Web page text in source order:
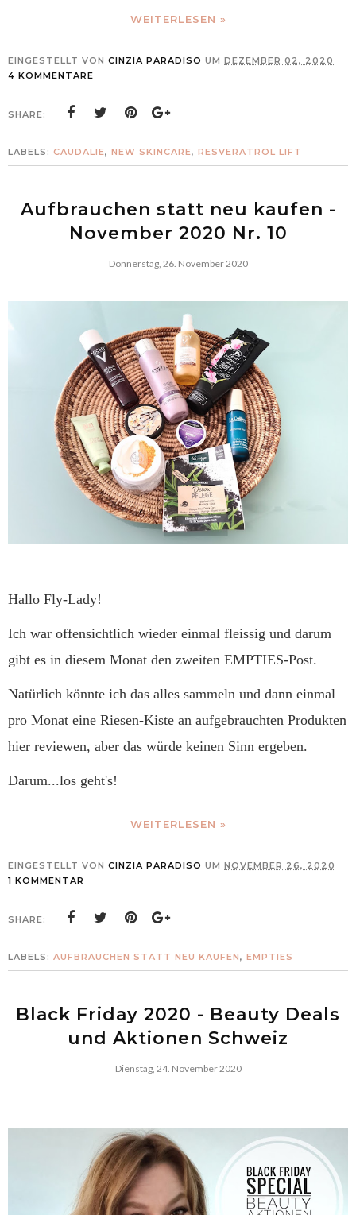
WEITERLESEN »
EINGESTELLT VON CINZIA PARADISO UM DEZEMBER 02, 2020
4 KOMMENTARE
SHARE:
LABELS: CAUDALIE, NEW SKINCARE, RESVERATROL LIFT
Aufbrauchen statt neu kaufen -
November 2020 Nr. 10
Donnerstag, 26. November 2020
Hallo Fly-Lady!
Ich war offensichtlich wieder einmal fleissig und darum
gibt es in diesem Monat den zweiten EMPTIES-Post.
Natürlich könnte ich das alles sammeln und dann einmal
pro Monat eine Riesen-Kiste an aufgebrauchten Produkten
hier reviewen, aber das würde keinen Sinn ergeben.
Darum...los geht's!
WEITERLESEN »
EINGESTELLT VON CINZIA PARADISO UM NOVEMBER 26, 2020
1 KOMMENTAR
SHARE:
LABELS: AUFBRAUCHEN STATT NEU KAUFEN, EMPTIES
Black Friday 2020 - Beauty Deals
und Aktionen Schweiz
Dienstag, 24. November 2020